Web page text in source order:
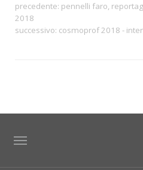
precedente: pennelli faro,
2018
successivo: cosmoprof 2018 -